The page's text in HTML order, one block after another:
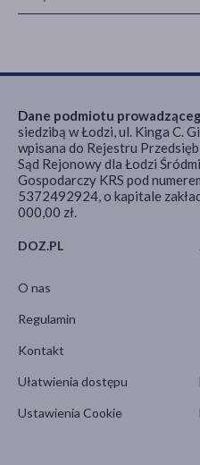
DOZ.PL
O nas
Regulamin
Kontakt
Ułatwienia dostępu
Ustawienia Cookie
Dane podmiotu
siedzibą w Łodzi, ul. Kinga C.
wpisana do Rejestru
Sąd Rejonowy dla Łodzi
Gospodarczy KRS pod
5372492924, o kapitale
000,00 zł.